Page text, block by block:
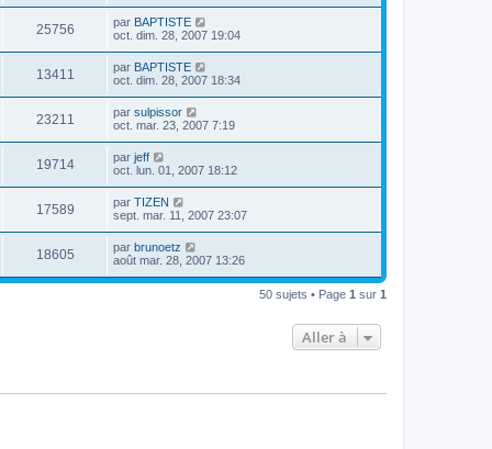
25756 par BAPTISTE
oct. dim. 28, 2007 19:04
13411 par BAPTISTE
oct. dim. 28, 2007 18:34
23211 par sulpissor
oct. mar. 23, 2007 7:19
19714 par jeff
oct. lun. 01, 2007 18:12
17589 par TIZEN
sept. mar. 11, 2007 23:07
18605 par brunoetz
août mar. 28, 2007 13:26
50 sujets • Page 1 sur 1
Aller à